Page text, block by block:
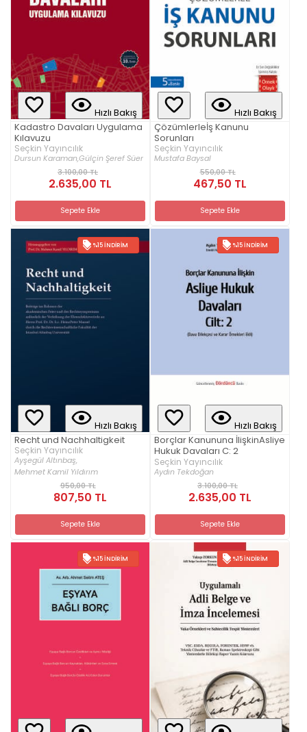
Hızlı Bakış
Kadastro Davaları Uygulama
Kılavuzu
Seçkin Yayıncılık
Dursun Karaman,Gülçin Şeref Süer
3.100,00 TL
2.635,00 TL
Sepete Ekle
Hızlı Bakış
Çözümlerleİş Kanunu
Sorunları
Seçkin Yayıncılık
Mustafa Baysal
550,00 TL
467,50 TL
Sepete Ekle
%15 İNDIRIM
Hızlı Bakış
Recht und Nachhaltigkeit
Seçkin Yayıncılık
Ayşegül Altınbaş,
Mehmet Kamil Yıldırım
950,00 TL
807,50 TL
Sepete Ekle
%15 İNDIRIM
Hızlı Bakış
Borçlar Kanununa İlişkinAsliye
Hukuk Davaları C: 2
Seçkin Yayıncılık
Aydın Tekdoğan
3.100,00 TL
2.635,00 TL
Sepete Ekle
%15 İNDIRIM %15 İNDIRIM